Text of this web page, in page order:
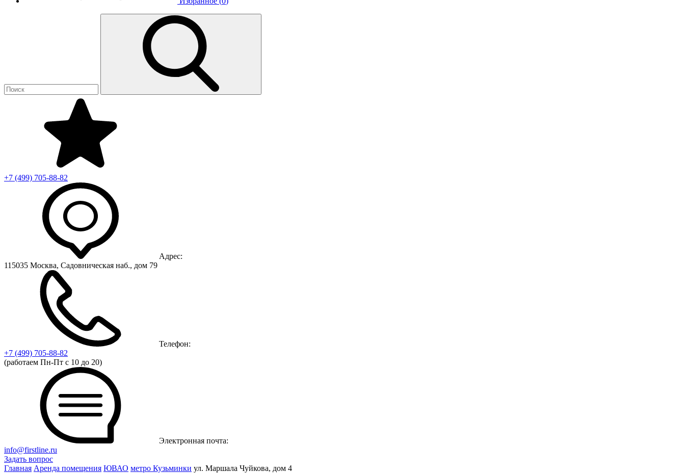
+7 (499) 705-88-82
Адрес:
115035 Москва, Садовническая наб., дом 79
Телефон:
+7 (499) 705-88-82
(работаем Пн-Пт с 10 до 20)
Электронная почта:
info@firstline.ru
Задать вопрос
Главная Аренда помещения ЮВАО метро Кузьминки ул. Маршала Чуйкова, дом 4